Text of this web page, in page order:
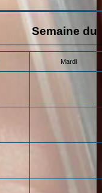
Semaine du
Mardi